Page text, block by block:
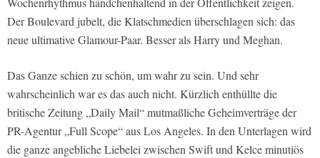
Der Boulevard jubelt, die Klatschmedien überschlagen sich: das
neue ultimative Glamour-Paar. Besser als Harry und Meghan.
Das Ganze schien zu schön, um wahr zu sein. Und sehr
wahrscheinlich war es das auch nicht. Kürzlich enthüllte die
britische Zeitung „Daily Mail“ mutmaßliche Geheimverträge der
PR-Agentur „Full Scope“ aus Los Angeles. In den Unterlagen wird
die ganze angebliche Liebelei zwischen Swift und Kelce minutiös